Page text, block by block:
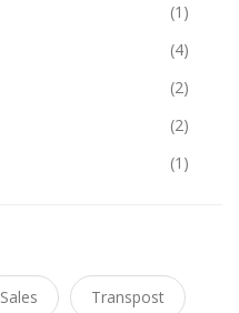
(1)
(4)
(2)
(2)
(1)
Sales Transpost